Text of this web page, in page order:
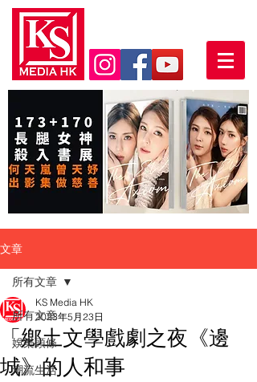
文章
所有文章
娛樂頭條
潮流生活
所有文章
「鄕土文學戲劇之夜《邊
城》的人和事
KS Media HK
2023年5月23日